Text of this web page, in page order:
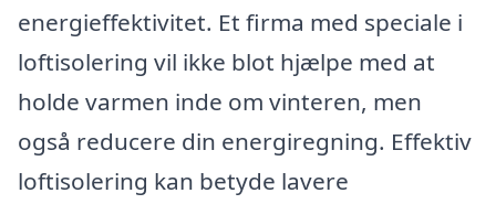
energieffektivitet. Et firma med speciale i
loftisolering vil ikke blot hjælpe med at
holde varmen inde om vinteren, men
også reducere din energiregning. Effektiv
loftisolering kan betyde lavere